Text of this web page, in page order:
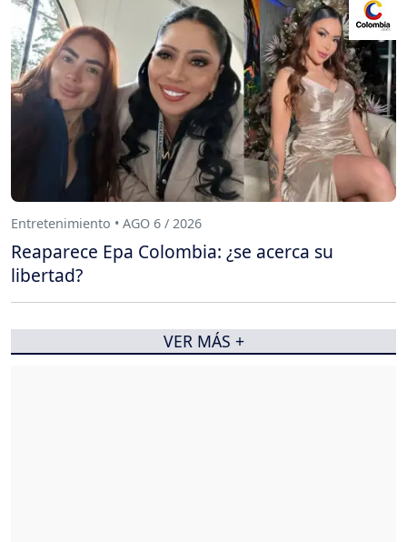
Entretenimiento • AGO 6 / 2026
Reaparece Epa Colombia: ¿se acerca su
libertad?
VER MÁS +